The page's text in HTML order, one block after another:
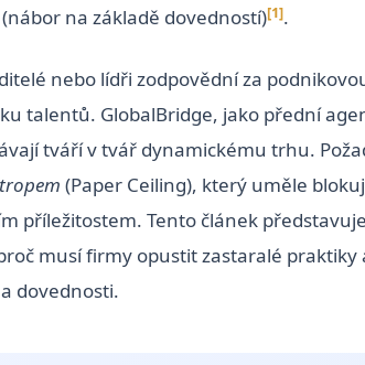
(nábor na základě dovedností)[1].
nebo lídři zodpovědní za
talentů. GlobalBridge, jako přední
tváří v tvář dynamickému trhu.
(Paper Ceiling), který uměle
příležitostem. Tento článek
musí firmy opustit zastaralé
dovednosti.